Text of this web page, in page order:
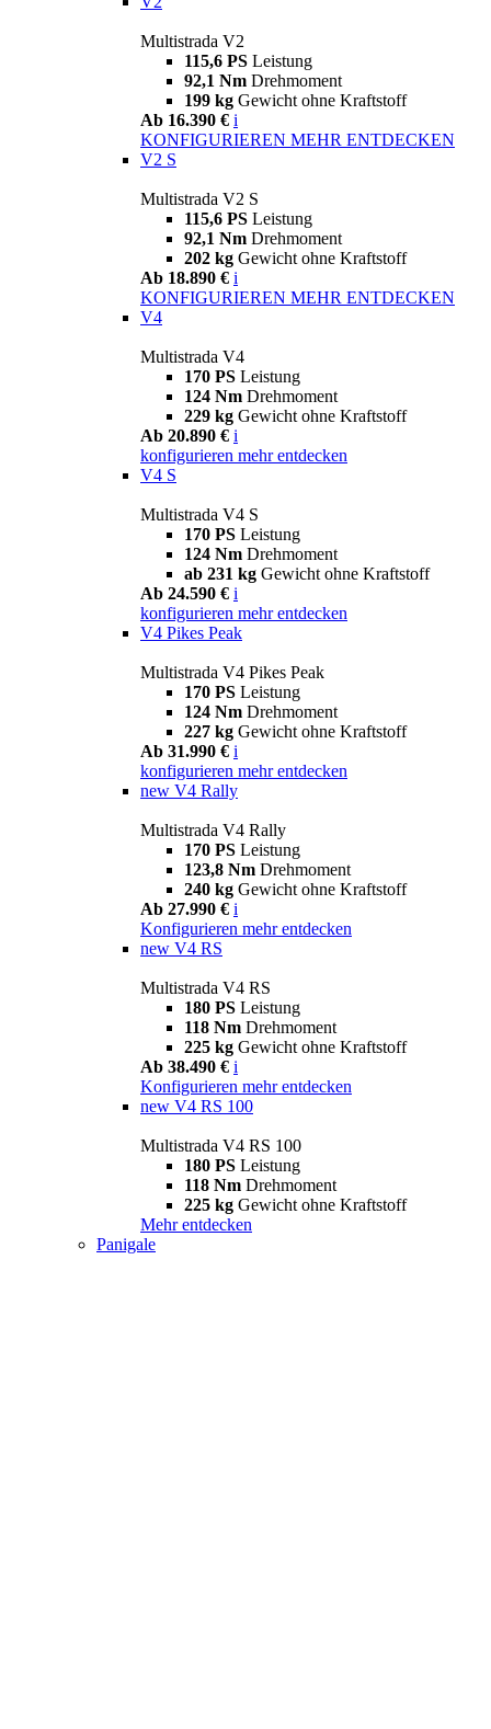
Multistrada V2
115,6 PS Leistung
92,1 Nm Drehmoment
199 kg Gewicht ohne Kraftstoff
Ab 16.390 € i
KONFIGURIEREN MEHR ENTDECKEN
V2 S
Multistrada V2 S
115,6 PS Leistung
92,1 Nm Drehmoment
202 kg Gewicht ohne Kraftstoff
Ab 18.890 € i
KONFIGURIEREN MEHR ENTDECKEN
V4
Multistrada V4
170 PS Leistung
124 Nm Drehmoment
229 kg Gewicht ohne Kraftstoff
Ab 20.890 € i
konfigurieren mehr entdecken
V4 S
Multistrada V4 S
170 PS Leistung
124 Nm Drehmoment
ab 231 kg Gewicht ohne Kraftstoff
Ab 24.590 € i
konfigurieren mehr entdecken
V4 Pikes Peak
Multistrada V4 Pikes Peak
170 PS Leistung
124 Nm Drehmoment
227 kg Gewicht ohne Kraftstoff
Ab 31.990 € i
konfigurieren mehr entdecken
new V4 Rally
Multistrada V4 Rally
170 PS Leistung
123,8 Nm Drehmoment
240 kg Gewicht ohne Kraftstoff
Ab 27.990 € i
Konfigurieren mehr entdecken
new V4 RS
Multistrada V4 RS
180 PS Leistung
118 Nm Drehmoment
225 kg Gewicht ohne Kraftstoff
Ab 38.490 € i
Konfigurieren mehr entdecken
new V4 RS 100
Multistrada V4 RS 100
180 PS Leistung
118 Nm Drehmoment
225 kg Gewicht ohne Kraftstoff
Mehr entdecken
Panigale